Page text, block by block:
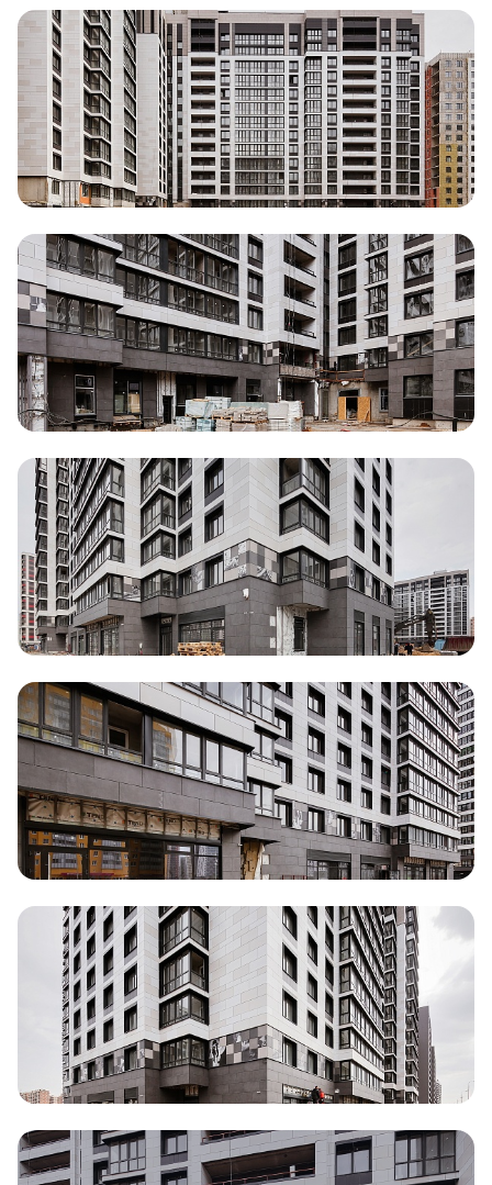
Документация
ВЫБРАТЬ КВАРТИРУ
Проекты
О компании
Жизнь в мавис